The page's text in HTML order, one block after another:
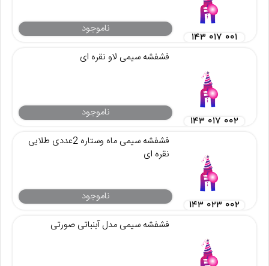
ناموجود
۱۴۳ ۰۱۷ ۰۰۱
فشفشه سیمی لاو نقره ای
ناموجود
۱۴۳ ۰۱۷ ۰۰۲
فشفشه سیمی ماه وستاره 2عددی طلایی
نقره ای
ناموجود
۱۴۳ ۰۲۳ ۰۰۲
فشفشه سیمی مدل آبنباتی صورتی